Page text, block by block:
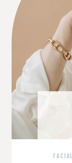
FACIAL